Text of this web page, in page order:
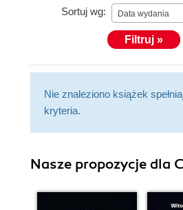
Sortuj wg: Data wydania
Filtruj »
Nie znaleziono książek
kryteria.
Nasze propozycje dla